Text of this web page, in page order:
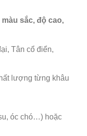
sắc, độ cao,
Tân cổ điển,
lượng từng khâu
óc chó…) hoặc